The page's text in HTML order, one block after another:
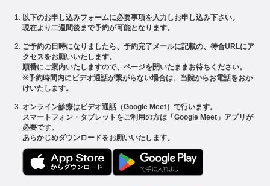
以下のお申し込みフォームに必要事項を入力しお申し込み下さい。
現在より二週間後まで予約が可能となります。
ご予約の日時になりましたら、予約完了メールに記載の、待合URLにア
クセスをお願いいたします。
順番にご案内いたしますので、ページを開いたままお待ちください。
※予約時間内にビデオ通話が繋がらない場合は、当院からお電話をおか
けいたします。
オンライン診療はビデオ通話（Google Meet）で行います。
スマートフォン・タブレットをご利用の方は「Google Meet」アプリが
必要です。
あらかじめダウンロードをお願いいたします。